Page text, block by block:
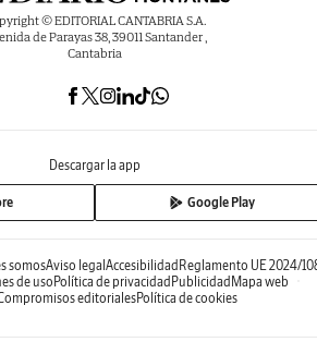
© EDITORIAL CANTABRIA S.A.
de Parayas 38, 39011 Santander ,
Cantabria
Descargar la app
Google Play
somosAviso legalAccesibilidadReglamento UE 2024/
de usoPolítica de privacidadPublicidadMapa web
editorialesPolítica de cookies